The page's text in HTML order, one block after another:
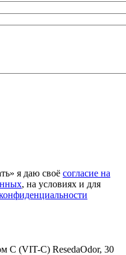
я даю своё согласие на
, на условиях и для
С (VIT-C) ResedaOdor, 30